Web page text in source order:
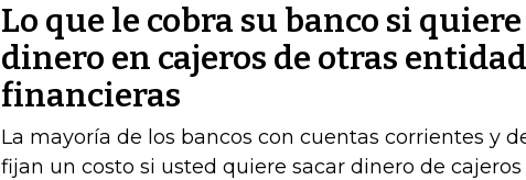
Lo que le cobra su banco si
dinero en cajeros de otras
financieras
La mayoría de los bancos con cuentas corrientes y
fijan un costo si usted quiere sacar dinero de cajeros